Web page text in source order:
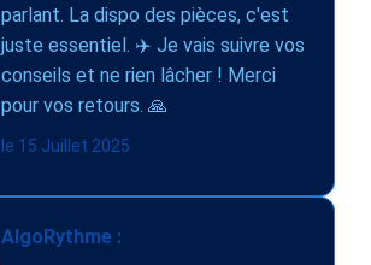
parlant. La dispo des pièces, c'est
juste essentiel. ✈️ Je vais suivre vos
conseils et ne rien lâcher ! Merci
pour vos retours. 🙏
le 15 Juillet 2025
AlgoRythme :